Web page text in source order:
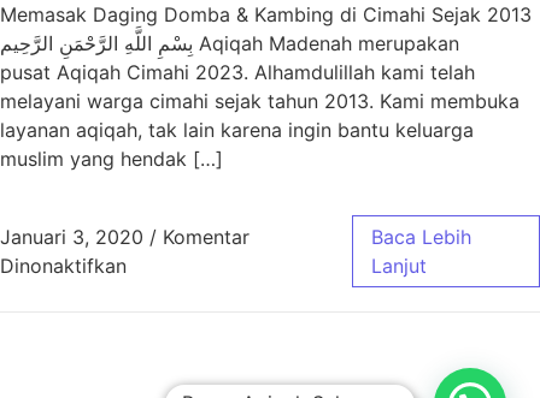
Memasak Daging Domba & Kambing di Cimahi Sejak 2013
بِسْمِ اللَّهِ الرَّحْمَنِ الرَّحِيم Aqiqah Madenah merupakan
pusat Aqiqah Cimahi 2023. Alhamdulillah kami telah
melayani warga cimahi sejak tahun 2013. Kami membuka
layanan aqiqah, tak lain karena ingin bantu keluarga
muslim yang hendak […]
Januari 3, 2020 / Komentar
Dinonaktifkanpada Harga Paket Aqiqah Cimahi – Aqiqah
Baca Lebih
Lanjut